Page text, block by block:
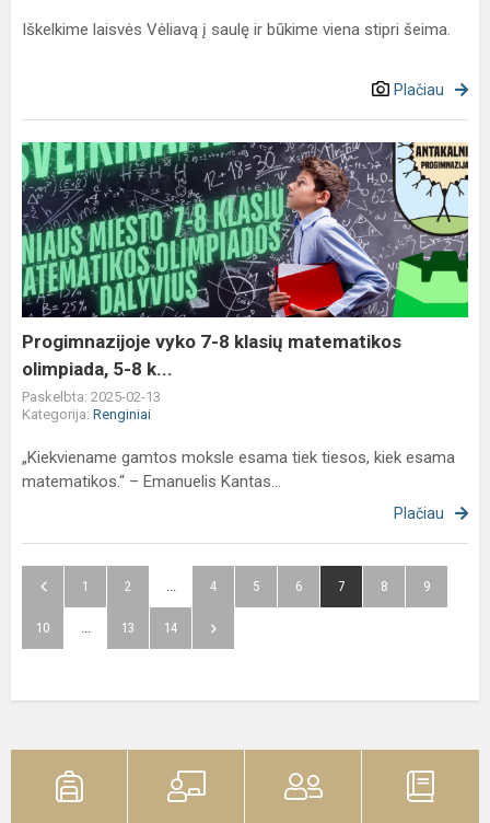
Iškelkime laisvės Vėliavą į saulę ir būkime viena stipri šeima.
Plačiau
Progimnazijoje
vyko
7-
8
klasių
matematikos
olimpiada,
5-
8
k...
Progimnazijoje vyko 7-8 klasių matematikos
olimpiada, 5-8 k...
Paskelbta: 2025-02-13
Kategorija: Renginiai
„Kiekviename gamtos moksle esama tiek tiesos, kiek esama
matematikos.“ – Emanuelis Kantas...
Plačiau
1 2 ... 4 5 6 7 8 9
10 ... 13 14